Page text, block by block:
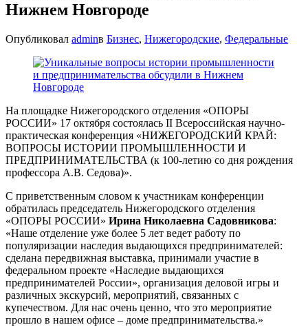
Нижнем Новгороде
Опубликовал adminв Бизнес, Нижегородские, Федеральные
На площадке Нижегородского отделения «ОПОРЫ
РОССИИ» 17 октября состоялась II Всероссийская научно-
практическая конференция «НИЖЕГОРОДСКИЙ КРАЙ:
ВОПРОСЫ ИСТОРИИ ПРОМЫШЛЕННОСТИ И
ПРЕДПРИНИМАТЕЛЬСТВА (к 100-летию со дня рождения
профессора А.В. Седова)».
С приветственным словом к участникам конференции
обратилась председатель Нижегородского отделения
«ОПОРЫ РОССИИ» Ирина Николаевна Садовникова:
«Наше отделение уже более 5 лет ведет работу по
популяризации наследия выдающихся предпринимателей:
сделана передвижная выставка, принимали участие в
федеральном проекте «Наследие выдающихся
предпринимателей России», организация деловой игры и
различных экскурсий, мероприятий, связанных с
купечеством. Для нас очень ценно, что это мероприятие
прошло в нашем офисе – доме предпринимательства.»